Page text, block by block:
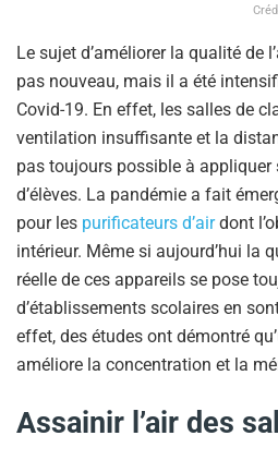
Le sujet d’améliorer la qualité de
pas nouveau, mais il a été
Covid-19. En effet, les salles de
ventilation insuffisante et la
pas toujours possible à appliquer
d’élèves. La pandémie a fait
pour les purificateurs d’airdont
intérieur. Même si aujourd’hui la
réelle de ces appareils se pose
d’établissements scolaires en
effet, des études ont démontré
améliore la concentration et la
Assainir l’air des